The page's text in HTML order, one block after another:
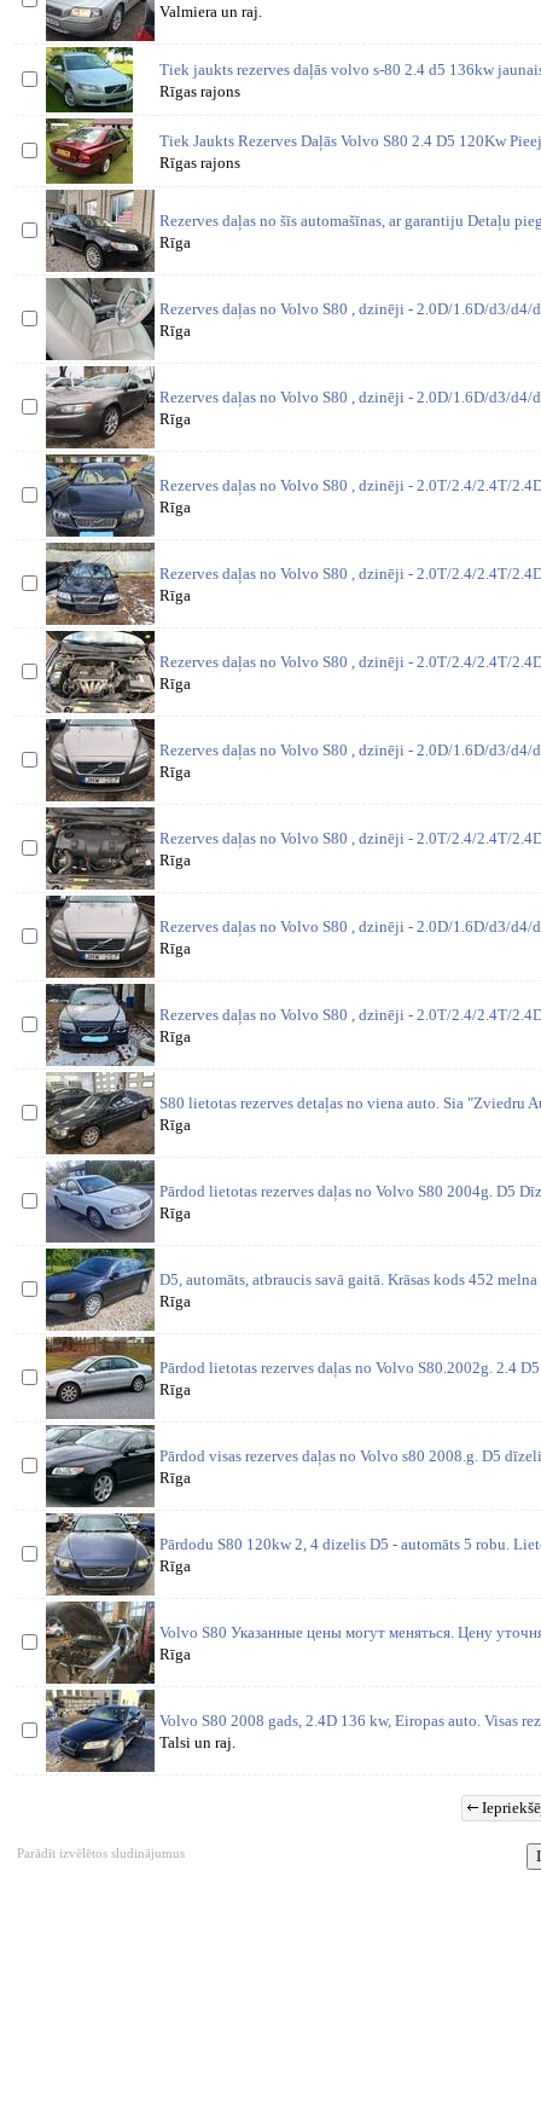
Valmiera un raj.
Tiek jaukts rezerves daļās volvo s-80 2.4 d5 136kw
Rīgas rajons
Tiek Jaukts Rezerves Daļās Volvo S80 2.4 D5 120Kw
Rīgas rajons
Rezerves daļas no šīs automašīnas, ar garantiju Detaļu
Rīga
Rezerves daļas no Volvo S80 , dzinēji - 2.0D/1.6D/d3/d4/
Rīga
Rezerves daļas no Volvo S80 , dzinēji - 2.0D/1.6D/d3/d4/
Rīga
Rezerves daļas no Volvo S80 , dzinēji - 2.0T/2.4/2.4T/
Rīga
Rezerves daļas no Volvo S80 , dzinēji - 2.0T/2.4/2.4T/
Rīga
Rezerves daļas no Volvo S80 , dzinēji - 2.0T/2.4/2.4T/
Rīga
Rezerves daļas no Volvo S80 , dzinēji - 2.0D/1.6D/d3/d4/
Rīga
Rezerves daļas no Volvo S80 , dzinēji - 2.0T/2.4/2.4T/
Rīga
Rezerves daļas no Volvo S80 , dzinēji - 2.0D/1.6D/d3/d4/
Rīga
Rezerves daļas no Volvo S80 , dzinēji - 2.0T/2.4/2.4T/
Rīga
S80 lietotas rezerves detaļas no viena auto. Sia "Zviedru
Rīga
Pārdod lietotas rezerves daļas no Volvo S80 2004g. D5
Rīga
D5, automāts, atbraucis savā gaitā. Krāsas kods 452
Rīga
Pārdod lietotas rezerves daļas no Volvo S80.2002g. 2.4
Rīga
Pārdod visas rezerves daļas no Volvo s80 2008.g. D5
Rīga
Pārdodu S80 120kw 2, 4 dizelis D5 - automāts 5 robu.
Rīga
Volvo S80 Указанные цены могут меняться. Цену
Rīga
Volvo S80 2008 gads, 2.4D 136 kw, Eiropas auto. Visas
Talsi un raj.
Parādīt izvēlētos sludinājumus